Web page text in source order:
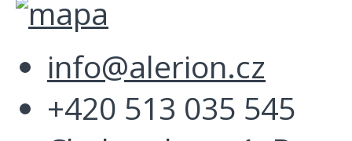
info@alerion.cz
+420 513 035 545